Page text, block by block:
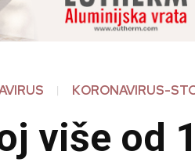
KORONAVIRUS-
više od